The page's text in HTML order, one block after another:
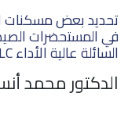
تحديد بعض مسكنات
في المستحضرات
السائلة عالية الأداء RP-HPLC
الدكتور محمد